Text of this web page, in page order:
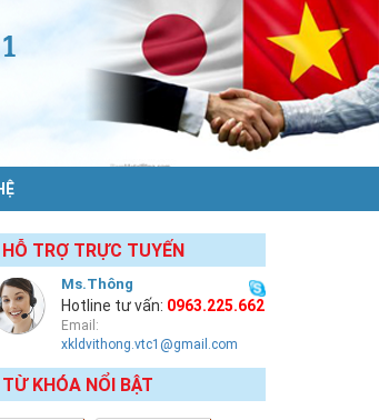
HỖ TRỢ TRỰC TUYẾN
Ms.Thông
Hotline tư vấn: 0963.225.662
Email:
xkldvithong.vtc1@gmail.com
TỪ KHÓA NỔI BẬT